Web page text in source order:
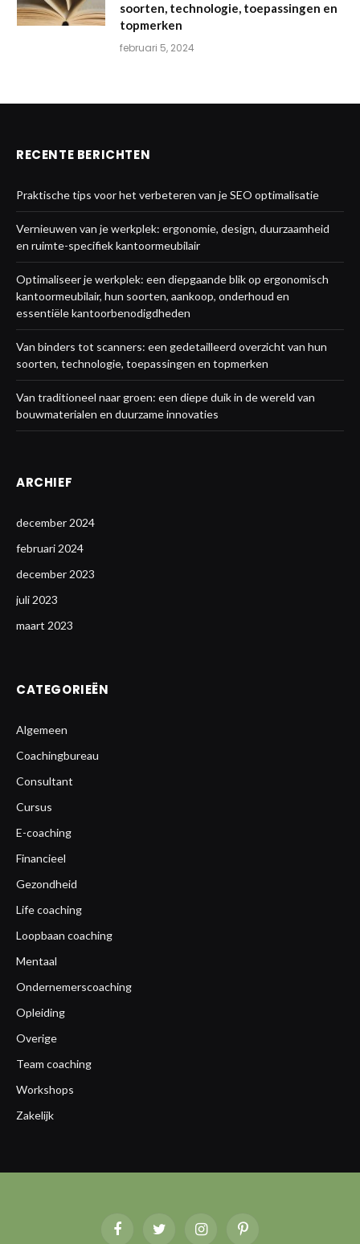
soorten, technologie, toepassingen en
topmerken
februari 5, 2024
RECENTE BERICHTEN
Praktische tips voor het verbeteren van je SEO optimalisatie
Vernieuwen van je werkplek: ergonomie, design, duurzaamheid
en ruimte-specifiek kantoormeubilair
Optimaliseer je werkplek: een diepgaande blik op ergonomisch
kantoormeubilair, hun soorten, aankoop, onderhoud en
essentiële kantoorbenodigdheden
Van binders tot scanners: een gedetailleerd overzicht van hun
soorten, technologie, toepassingen en topmerken
Van traditioneel naar groen: een diepe duik in de wereld van
bouwmaterialen en duurzame innovaties
ARCHIEF
december 2024
februari 2024
december 2023
juli 2023
maart 2023
CATEGORIEËN
Algemeen
Coachingbureau
Consultant
Cursus
E-coaching
Financieel
Gezondheid
Life coaching
Loopbaan coaching
Mentaal
Ondernemerscoaching
Opleiding
Overige
Team coaching
Workshops
Zakelijk
FacebookTwitter InstagramPinterest